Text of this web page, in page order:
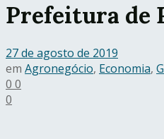
Prefeitura de
27 de agosto de 2019
em Agronegócio, Economia,
0 0
0